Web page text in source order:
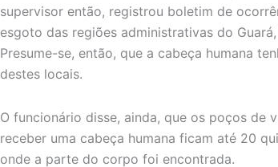
supervisor então, registrou boletim de
esgoto das regiões administrativas do
Presume-se, então, que a cabeça humana
destes locais.
O funcionário disse, ainda, que os poços de
receber uma cabeça humana ficam até 20
onde a parte do corpo foi encontrada.